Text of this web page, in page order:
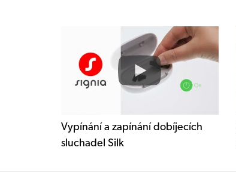
Vypínání a zapínání dobíjecích
sluchadel Silk